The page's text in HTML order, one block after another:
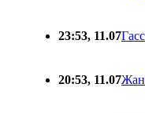
23:53, 11.07
20:53, 11.07Жан